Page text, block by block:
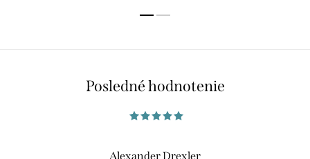
Posledné hodnotenie
Alexander Drexler